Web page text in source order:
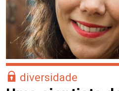
diversidade